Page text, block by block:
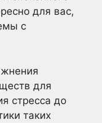
для вас,
с
для
стресса до
таких